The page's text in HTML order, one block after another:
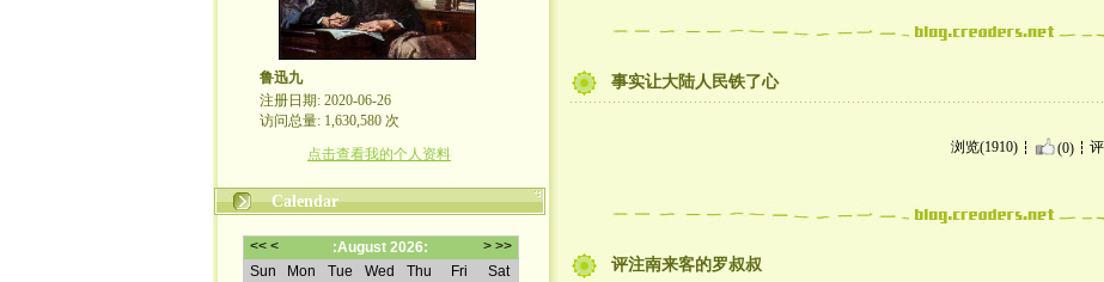
鲁迅九
注册日期: 2020-06-26
访问总量: 1,630,580 次
点击查看我的个人资料
Calendar
事实让大陆人民铁了心
浏览(1910) (0)
评注南来客的罗叔叔